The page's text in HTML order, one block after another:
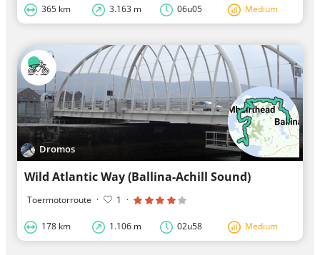
365 km 3.163 m 06u05 Medium
Dromos
Wild Atlantic Way (Ballina-Achill Sound)
Toermotorroute · 1 ·
178 km 1.106 m 02u58 Medium